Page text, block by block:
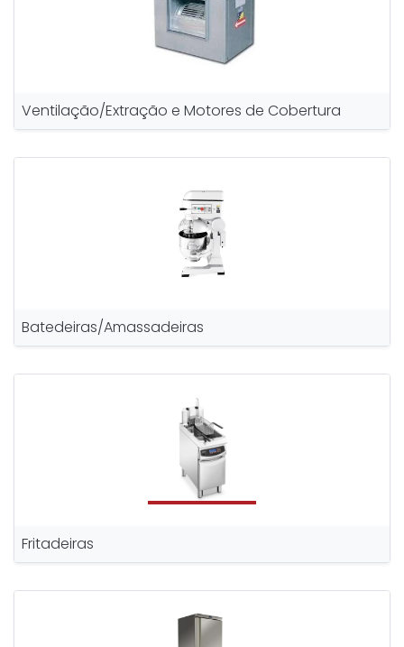
Ventilação/Extração e Motores de Cobertura
Batedeiras/Amassadeiras
Fritadeiras